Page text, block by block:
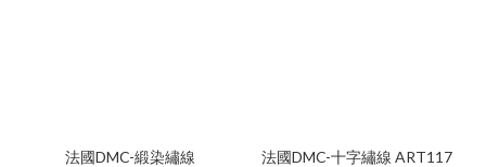
法國DMC-緞染繡線
法國DMC-十字繡線 ART117